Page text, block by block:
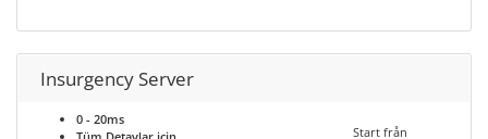
Insurgency Server
0 - 20ms
Start från